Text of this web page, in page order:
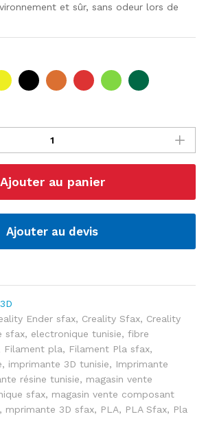
et sûr, sans odeur lors de
Ajouter au panier
Ajouter au devis
Ender sfax, Creality Sfax, Creality
sfax, electronique tunisie, fibre
Filament pla, Filament Pla sfax,
, imprimante 3D tunisie, Imprimante
résine tunisie, magasin vente
sfax, magasin vente composant
, mprimante 3D sfax, PLA, PLA Sfax, Pla